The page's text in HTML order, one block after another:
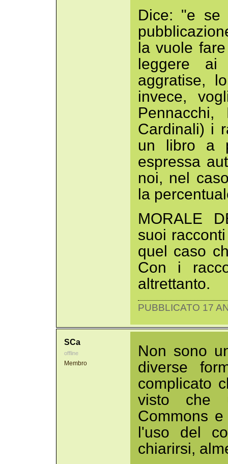
Dice: "e se
la vuole
leggere ai
aggratise,
invece,
Cardinali) i
un libro a
espressa
noi, nel
la
MORALE
suoi
quel caso
Con i
altrettanto.
PUBBLICATO 17
SCa
offline
Membro
Non sono
diverse
complicato
visto che
Commons
l'uso del
chiarirsi,